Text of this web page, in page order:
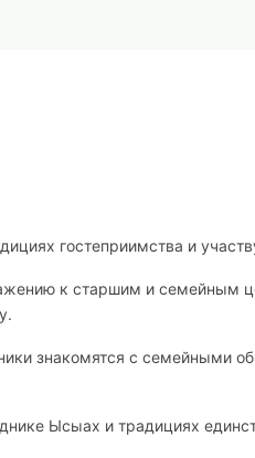
гостеприимства и
к старшим и семейным
знакомятся с семейными
Ысыах и традициях